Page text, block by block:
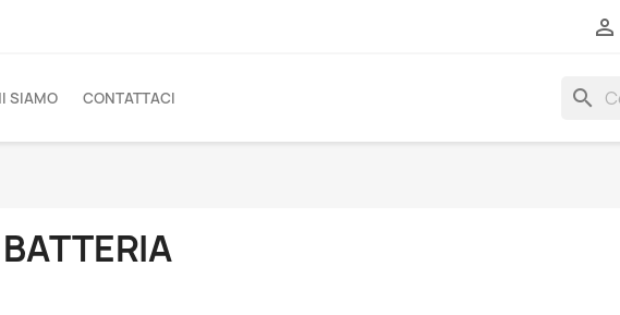

SIAMO CONTATTACI search